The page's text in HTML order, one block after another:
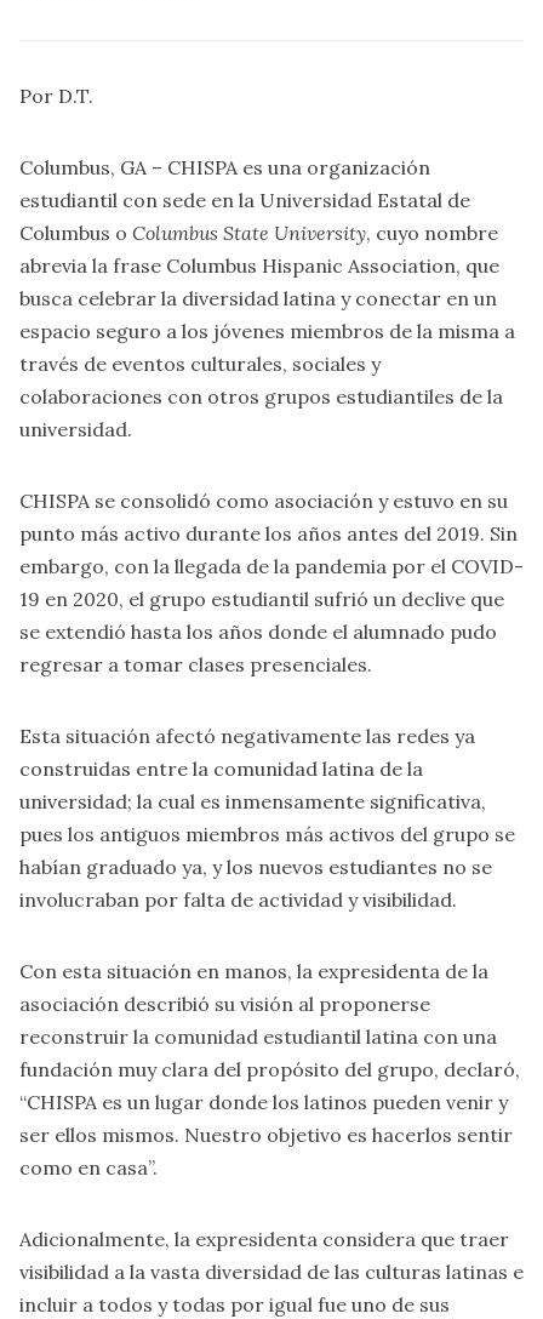
Por D.T.
Columbus, GA – CHISPA es una organización
estudiantil con sede en la Universidad Estatal de
Columbus o Columbus State University, cuyo nombre
abrevia la frase Columbus Hispanic Association, que
busca celebrar la diversidad latina y conectar en un
espacio seguro a los jóvenes miembros de la misma a
través de eventos culturales, sociales y
colaboraciones con otros grupos estudiantiles de la
universidad.
CHISPA se consolidó como asociación y estuvo en su
punto más activo durante los años antes del 2019. Sin
embargo, con la llegada de la pandemia por el COVID-
19 en 2020, el grupo estudiantil sufrió un declive que
se extendió hasta los años donde el alumnado pudo
regresar a tomar clases presenciales.
Esta situación afectó negativamente las redes ya
construidas entre la comunidad latina de la
universidad; la cual es inmensamente significativa,
pues los antiguos miembros más activos del grupo se
habían graduado ya, y los nuevos estudiantes no se
involucraban por falta de actividad y visibilidad.
Con esta situación en manos, la expresidenta de la
asociación describió su visión al proponerse
reconstruir la comunidad estudiantil latina con una
fundación muy clara del propósito del grupo, declaró,
“CHISPA es un lugar donde los latinos pueden venir y
ser ellos mismos. Nuestro objetivo es hacerlos sentir
como en casa”.
Adicionalmente, la expresidenta considera que traer
visibilidad a la vasta diversidad de las culturas latinas e
incluir a todos y todas por igual fue uno de sus